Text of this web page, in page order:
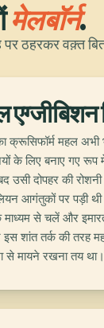
मेलबॉर्न.
ठहरकर वक़्त
एग्जीबिशन
क्रूसिफॉर्म महल अभी
के लिए बनाए गए
उसी दोपहर की
आगंतुकों पर पड़ी
माध्यम से चलें और
शांत तर्क की तरह
से मायने रखना तय था।